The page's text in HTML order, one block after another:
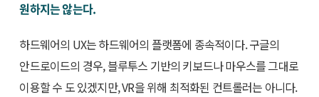
원하지는 않는다.
하드웨어의 UX는 하드웨어의 플랫폼에 종속적이다. 구글의
안드로이드의 경우, 블루투스 기반의 키보드나 마우스를 그대로
이용할 수 도 있겠지만, VR을 위해 최적화된 컨트롤러는 아니다.